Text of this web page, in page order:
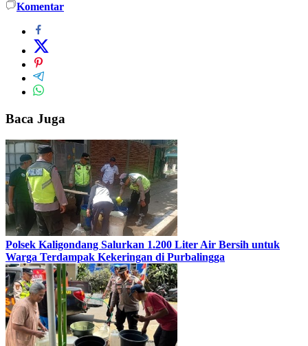
Komentar
Baca Juga
Polsek Kaligondang Salurkan 1.200 Liter Air Bersih untuk
Warga Terdampak Kekeringan di Purbalingga